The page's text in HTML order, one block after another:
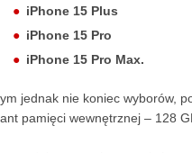
iPhone 15 Plus
iPhone 15 Pro
iPhone 15 Pro Max.
jednak nie koniec wyborów,
pamięci wewnętrznej – 128